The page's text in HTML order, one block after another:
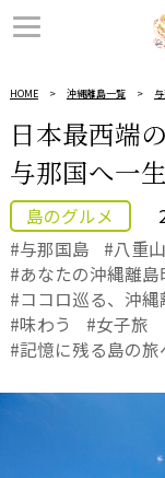
HOME 沖縄離島一覧
日本最西端
与那国へ一
島のグルメ
与那国島
八重
あなたの沖縄離島
ココロ巡る、沖
味わう
女子旅
記憶に残る島の旅